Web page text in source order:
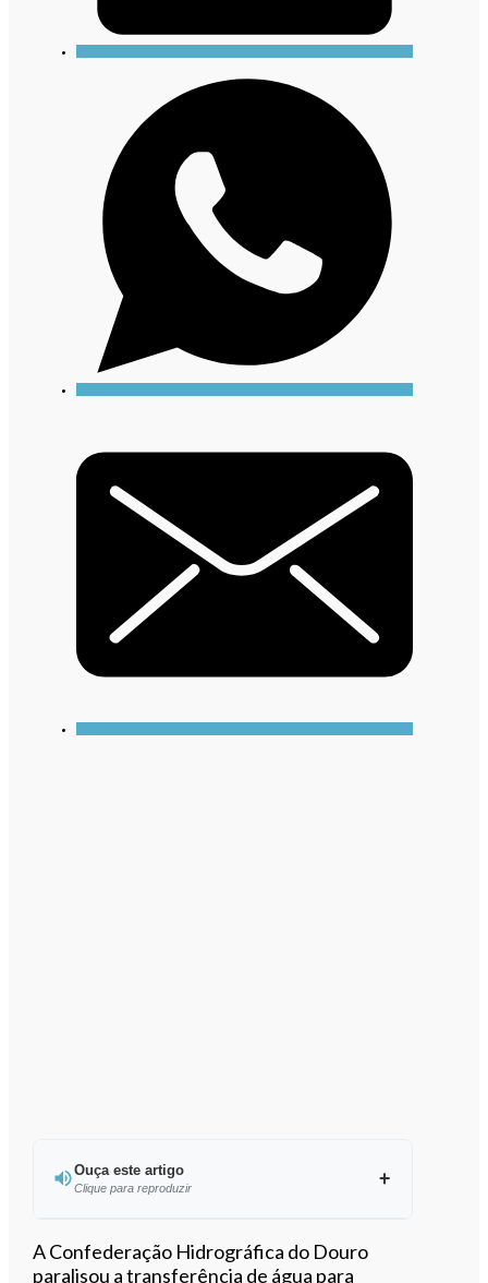
Ouça este artigo
Clique para reproduzir
Ouvir este artigo
A Confederação Hidrográfica do Douro
paralisou a transferência de água para